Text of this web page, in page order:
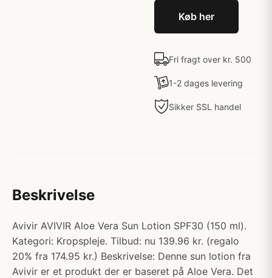
Køb her
Fri fragt over kr. 500
1-2 dages levering
Sikker SSL handel
Beskrivelse
Avivir AVIVIR Aloe Vera Sun Lotion SPF30 (150 ml).
Kategori: Kropspleje. Tilbud: nu 139.96 kr. (regalo
20% fra 174.95 kr.) Beskrivelse: Denne sun lotion fra
Avivir er et produkt der er baseret på Aloe Vera. Det